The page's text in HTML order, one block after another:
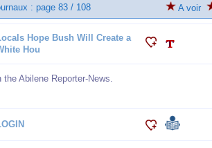
: page 83 / 108 A voir
Hope Bush Will Create a
Hou
the Abilene Reporter-News.